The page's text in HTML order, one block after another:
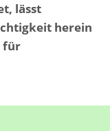
lässt
herein
für